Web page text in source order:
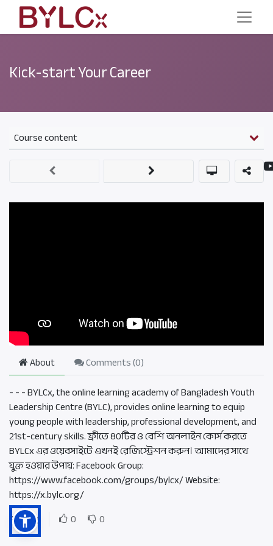
Kick-start Your Career
Course content
About Comments (0)
- - - BYLCx, the online learning academy of Bangladesh Youth
Leadership Centre (BYLC), provides online learning to equip
young people with leadership, professional development, and
21st-century skills. ফ্রীতে ৪০টির ও বেশি অনলাইন কোর্স করতে
BYLCx এর ওয়েবসাইটে এখনই রেজিস্ট্রেশন করুন। আমাদের সাথে
যুক্ত হওয়ার উপায়: Facebook Group:
https://www.facebook.com/groups/bylcx/ Website:
https://x.bylc.org/
Rating
0 0